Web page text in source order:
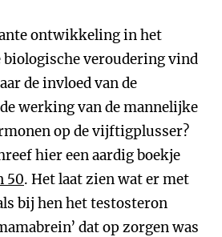
ontwikkeling in het
biologische veroudering vind
de invloed van de
werking van de mannelijke
op de vijftigplusser?
hier een aardig boekje
50. Het laat zien wat er met
bij hen het testosteron
dat op zorgen was